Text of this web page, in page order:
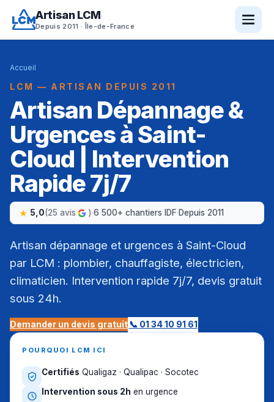
Artisan LCM
Depuis 2011 · Île-de-France
Accueil
LCM — ARTISAN DEPUIS 2011
Artisan Dépannage &
Urgences à Saint-
Cloud | Intervention
Rapide 7j/7
5,0(25 avis )·6 500+ chantiers IDF·Depuis 2011
Artisan dépannage et urgences à Saint-Cloud
par LCM : plombier, chauffagiste, électricien,
climaticien. Intervention rapide 7j/7, devis gratuit
sous 24h.
Demander un devis gratuit📞 01 34 10 91 61
POURQUOI LCM ICI
Certifiés Qualigaz · Qualipac · Socotec
Intervention sous 2h en urgence